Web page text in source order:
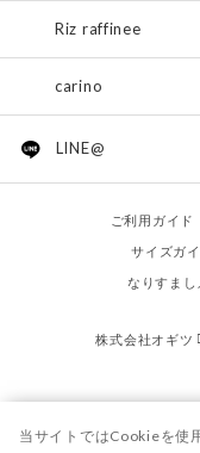
Riz raffinee
carino
LINE@
ご利用ガイド
サイズガ
なりすま
株式会社オギツ
当サイトではCookieを使